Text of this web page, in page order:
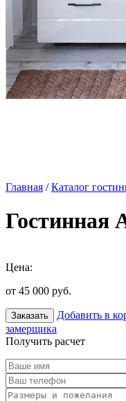
Главная /Каталог
Гостинная
Цена:
от 45 000 руб.
Заказать Добавить в
замерщика
Получить расчет